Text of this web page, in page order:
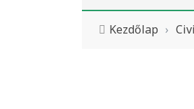
Kezdőlap ›